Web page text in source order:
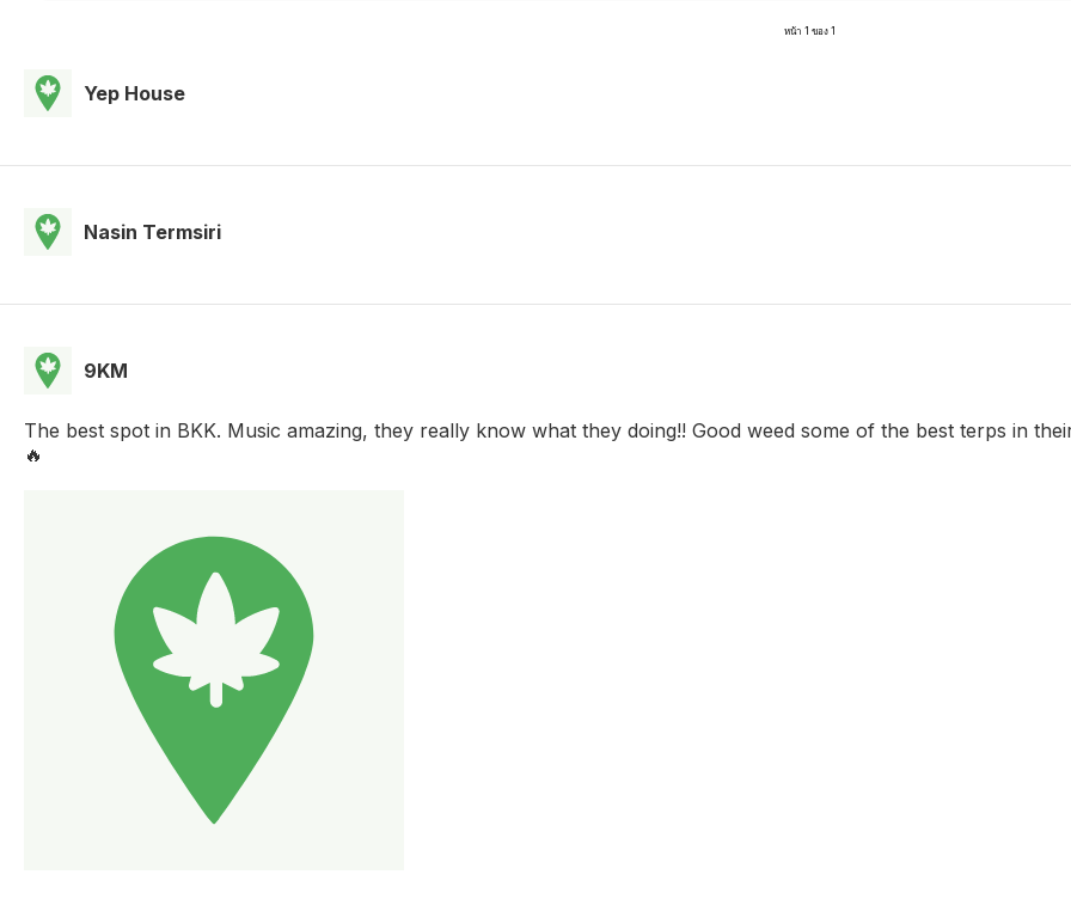
หน้า 1 ของ 1
Yep House
Nasin Termsiri
9KM
The best spot in BKK. Music amazing, they really know what they doing!! Good weed some of the best terps in
🔥